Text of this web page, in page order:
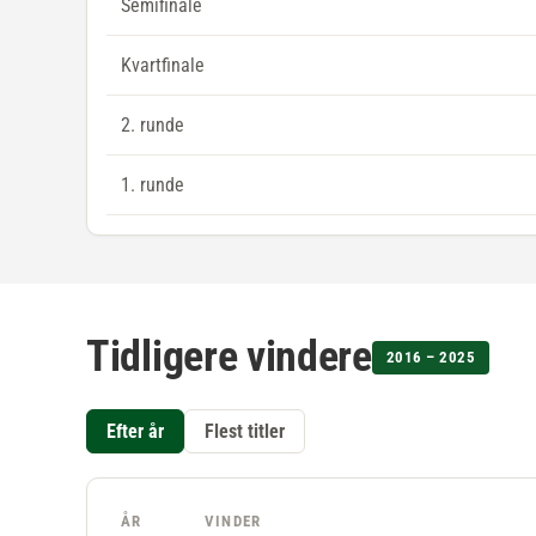
Semifinale
Kvartfinale
2. runde
1. runde
Tidligere vindere 2016 – 2025
Efter år Flest titler
ÅR VINDER